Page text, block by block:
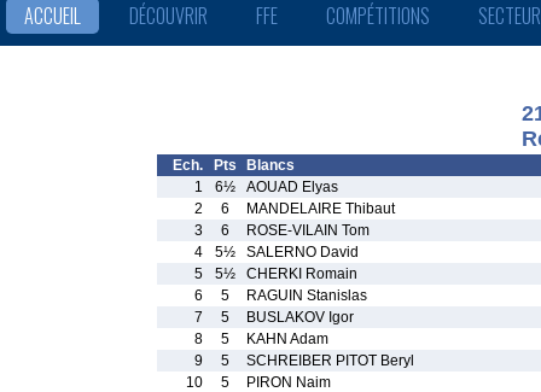
ACCUEIL DÉCOUVRIR FFE COMPÉTITIONS
Ech. Pts
Blancs
1
6½
AOUAD Elyas
2
6
MANDELAIRE Thibaut
3
6
ROSE-VILAIN Tom
4
5½
SALERNO David
5
5½
CHERKI Romain
6
5
RAGUIN Stanislas
7
5
BUSLAKOV Igor
8
5
KAHN Adam
9
5
SCHREIBER PITOT Beryl
10
5
PIRON Naim